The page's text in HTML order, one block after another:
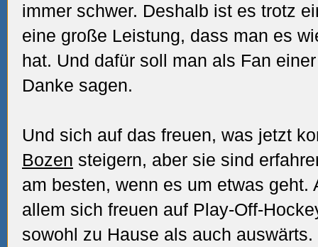
immer schwer. Deshalb ist es trotz
eine große Leistung, dass man es
hat. Und dafür soll man als Fan
Danke sagen.
Und sich auf das freuen, was jetzt
Bozen steigern, aber sie sind
am besten, wenn es um etwas geht.
allem sich freuen auf Play-Off-
sowohl zu Hause als auch